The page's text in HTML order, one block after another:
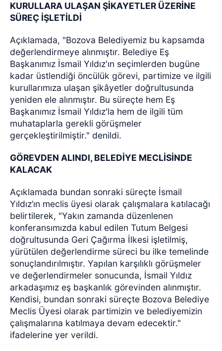
KURULLARA ULAŞAN ŞİKAYETLER ÜZERİNE
SÜREÇ İŞLETİLDİ
Açıklamada, "Bozova Belediyemiz bu kapsamda
değerlendirmeye alınmıştır. Belediye Eş
Başkanımız İsmail Yıldız'ın seçimlerden bugüne
kadar üstlendiği öncülük görevi, partimize ve ilgili
kurullarımıza ulaşan şikâyetler doğrultusunda
yeniden ele alınmıştır. Bu süreçte hem Eş
Başkanımız İsmail Yıldız'la hem de ilgili tüm
muhataplarla gerekli görüşmeler
gerçekleştirilmiştir." denildi.
GÖREVDEN ALINDI, BELEDİYE MECLİSİNDE
KALACAK
Açıklamada bundan sonraki süreçte İsmail
Yıldız’ın meclis üyesi olarak çalışmalara katılacağı
belirtilerek, "Yakın zamanda düzenlenen
konferansımızda kabul edilen Tutum Belgesi
doğrultusunda Geri Çağırma İlkesi işletilmiş,
yürütülen değerlendirme süreci bu ilke temelinde
sonuçlandırılmıştır. Yapılan karşılıklı görüşmeler
ve değerlendirmeler sonucunda, İsmail Yıldız
arkadaşımız eş başkanlık görevinden alınmıştır.
Kendisi, bundan sonraki süreçte Bozova Belediye
Meclis Üyesi olarak partimizin ve belediyemizin
çalışmalarına katılmaya devam edecektir."
ifadelerine yer verildi.